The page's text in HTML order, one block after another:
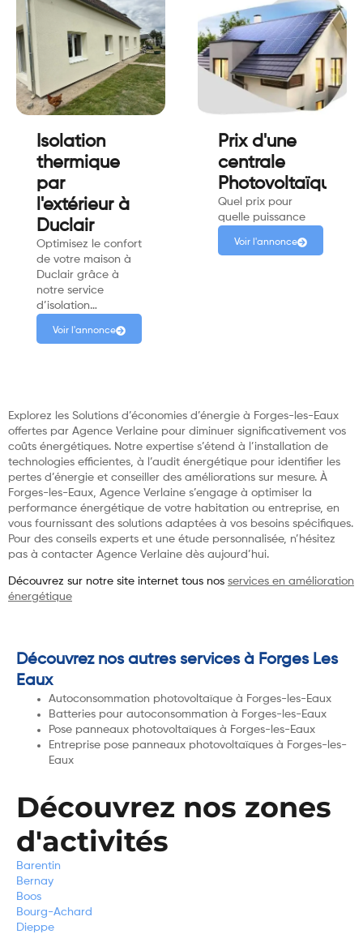
Isolation
thermique
par
l'extérieur à
Duclair
Optimisez le confort
de votre maison à
Duclair grâce à
notre service
d’isolation…
Voir l'annonce
Prix d'une
centrale
Photovoltaïque
Quel prix pour
quelle puissance
Voir l'annonce
Explorez les Solutions d’économies d’énergie à Forges-les-Eaux
offertes par Agence Verlaine pour diminuer significativement vos
coûts énergétiques. Notre expertise s’étend à l’installation de
technologies efficientes, à l’audit énergétique pour identifier les
pertes d’énergie et conseiller des améliorations sur mesure. À
Forges-les-Eaux, Agence Verlaine s’engage à optimiser la
performance énergétique de votre habitation ou entreprise, en
vous fournissant des solutions adaptées à vos besoins spécifiques.
Pour des conseils experts et une étude personnalisée, n’hésitez
pas à contacter Agence Verlaine dès aujourd’hui.
Découvrez sur notre site internet tous nos services en amélioration
énergétique
Découvrez nos autres services à Forges Les
Eaux
Autoconsommation photovoltaïque à Forges-les-Eaux
Batteries pour autoconsommation à Forges-les-Eaux
Pose panneaux photovoltaïques à Forges-les-Eaux
Entreprise pose panneaux photovoltaïques à Forges-les-
Eaux
Découvrez nos zones
d'activités
Barentin
Bernay
Boos
Bourg-Achard
Dieppe